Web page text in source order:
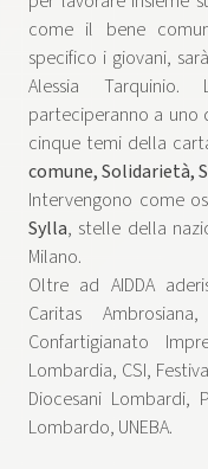
come il bene
specifico i giovani,
Alessia Tarquinio.
parteciperanno a uno
cinque temi della
comune, Solidarietà,
Intervengono come
Sylla, stelle della
Milano.
Oltre ad AIDDA
Caritas
Confartigianato
Lombardia, CSI,
Diocesani Lombardi,
Lombardo, UNEBA.